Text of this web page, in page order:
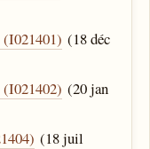
(18 déc
(20 jan
(18 juil